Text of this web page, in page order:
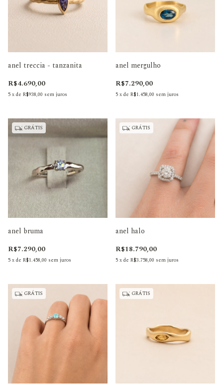
anel treccia - tanzanita
R$4.690,00
5xde R$938,00 sem juros
anel mergulho
R$7.290,00
5xde R$1.458,00 sem juros
GRÁTIS
anel bruma
R$7.290,00
5xde R$1.458,00 sem juros
GRÁTIS
anel halo
R$18.790,00
5xde R$3.758,00 sem juros
GRÁTIS GRÁTIS